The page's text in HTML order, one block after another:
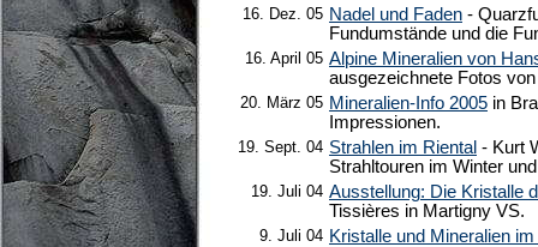
16. Dez. 05 Nadel und Faden -
Fundumstände und die
16. April 05 Alpine Mineralien von
ausgezeichnete Fotos
20. März 05 Mineralien-Info 2005 in
Impressionen.
19. Sept. 04 Strahlen im Riental - Kurt
Strahltouren im Winter
19. Juli 04 Ausstellung: Die Kristalle
Tissières in Martigny VS.
9. Juli 04 Kristalle und Mineralien